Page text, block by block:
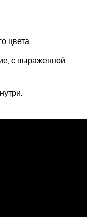
цвета;
с выраженной